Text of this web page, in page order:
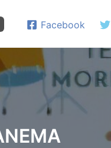
Facebook